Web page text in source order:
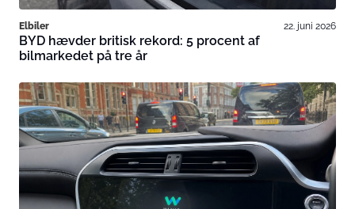
Elbiler 22. juni 2026
BYD hævder britisk rekord: 5 procent af
bilmarkedet på tre år